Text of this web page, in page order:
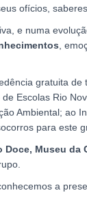
ofícios,
e numa
,
gratuita
Escolas Rio
Ambiental; ao
para este
Doce, Museu da
a